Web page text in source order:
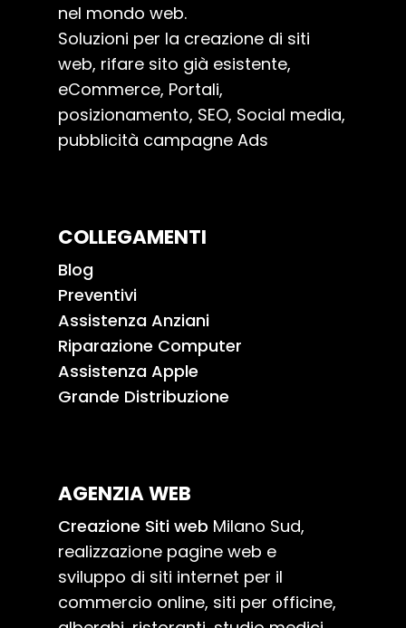
nel mondo web.
Soluzioni per la creazione di siti
web, rifare sito già esistente,
eCommerce, Portali,
posizionamento, SEO, Social media,
pubblicità campagne Ads
COLLEGAMENTI
Blog
Preventivi
Assistenza Anziani
Riparazione Computer
Assistenza Apple
Grande Distribuzione
AGENZIA WEB
Creazione Siti web Milano Sud,
realizzazione pagine web e
sviluppo di siti internet per il
commercio online, siti per officine,